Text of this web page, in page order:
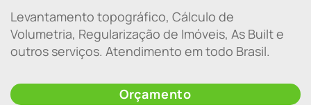
Levantamento topográfico, Cálculo de
Volumetria, Regularização de Imóveis, As Built e
outros serviços. Atendimento em todo Brasil.
Orçamento